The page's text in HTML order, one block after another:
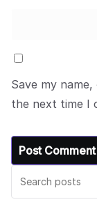
Save my
the next time I